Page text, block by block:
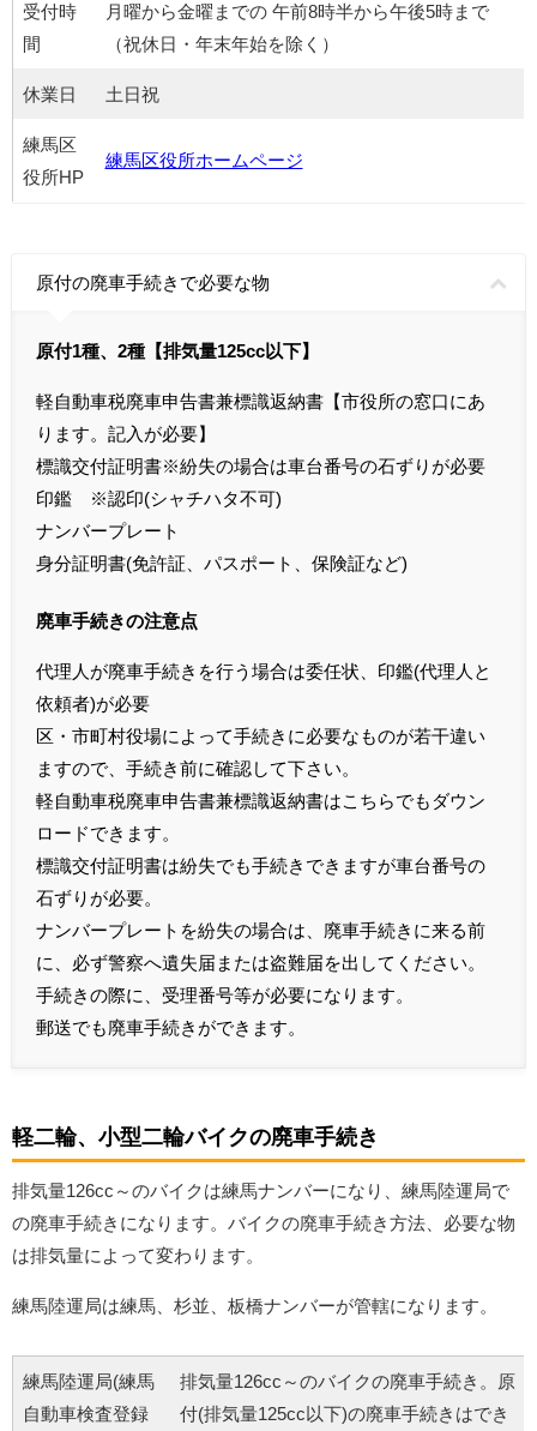
受付時
間
月曜から金曜までの 午前8時半から午後5時まで
（祝休日・年末年始を除く）
休業日 土日祝
練馬区
役所HP
練馬区役所ホームページ
原付の廃車手続きで必要な物
原付1種、2種【排気量125cc以下】
軽自動車税廃車申告書兼標識返納書【市役所の窓口にあ
ります。記入が必要】
標識交付証明書※紛失の場合は車台番号の石ずりが必要
印鑑 ※認印(シャチハタ不可)
ナンバープレート
身分証明書(免許証、パスポート、保険証など)
廃車手続きの注意点
代理人が廃車手続きを行う場合は委任状、印鑑(代理人と
依頼者)が必要
区・市町村役場によって手続きに必要なものが若干違い
ますので、手続き前に確認して下さい。
軽自動車税廃車申告書兼標識返納書はこちらでもダウン
ロードできます。
標識交付証明書は紛失でも手続きできますが車台番号の
石ずりが必要。
ナンバープレートを紛失の場合は、廃車手続きに来る前
に、必ず警察へ遺失届または盗難届を出してください。
手続きの際に、受理番号等が必要になります。
郵送でも廃車手続きができます。
軽二輪、小型二輪バイクの廃車手続き
排気量126cc～のバイクは練馬ナンバーになり、練馬陸運局で
の廃車手続きになります。バイクの廃車手続き方法、必要な物
は排気量によって変わります。
練馬陸運局は練馬、杉並、板橋ナンバーが管轄になります。
練馬陸運局(練馬
自動車検査登録
排気量126cc～のバイクの廃車手続き。原
付(排気量125cc以下)の廃車手続きはでき